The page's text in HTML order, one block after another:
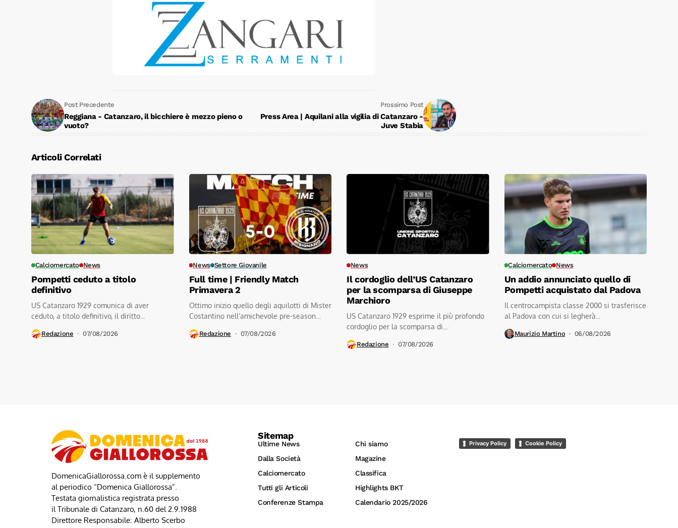
Post Precedente
Reggiana - Catanzaro, il bicchiere è mezzo pieno o
vuoto?
Prossimo Post
Press Area | Aquilani alla vigilia di Catanzaro -
Juve Stabia
Articoli Correlati
Calciomercato News
Pompetti ceduto a titolo
definitivo
US Catanzaro 1929 comunica di aver
ceduto, a titolo definitivo, il diritto...
Redazione 07/08/2026
News Settore Giovanile
Full time | Friendly Match
Primavera 2
Ottimo inizio quello degli aquilotti di Mister
Costantino nell’amichevole pre-season
Redazione 07/08/2026
News
Il cordoglio dell’US Catanzaro
per la scomparsa di Giuseppe
Marchioro
US Catanzaro 1929 esprime il più profondo
cordoglio per la scomparsa di...
Redazione 07/08/2026
Calciomercato News
Un addio annunciato quello di
Pompetti acquistato dal Padova
Il centrocampista classe 2000 si trasferisce
al Padova con cui si legherà...
Maurizio Martino 06/08/2026
DomenicaGiallorossa.com è il supplemento
al periodico “Domenica Giallorossa”.
Testata giornalistica registrata presso
il Tribunale di Catanzaro, n.60 del 2.9.1988
Direttore Responsabile: Alberto Scerbo
Sitemap
Ultime News
Chi siamo
Dalla Società
Magazine
Calciomercato
Classifica
Tutti gli Articoli
Highlights BKT
Conferenze Stampa
Calendario 2025/2026
Privacy Policy Cookie Policy